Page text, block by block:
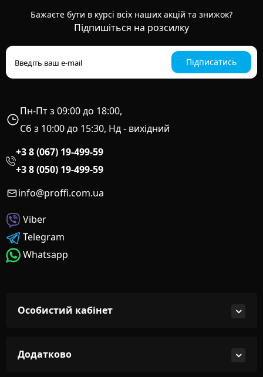
Бажаєте бути в курсі всіх наших акцій та знижок?
Підпишіться на розсилку
Підписатись
Пн-Пт з 09:00 до 18:00,
Сб з 10:00 до 15:30, Нд - вихідний
+3 8 (067) 19-499-59
+3 8 (050) 19-499-59
info@proffi.com.ua
Viber
Telegram
Whatsapp
Особистий кабінет
Додатково